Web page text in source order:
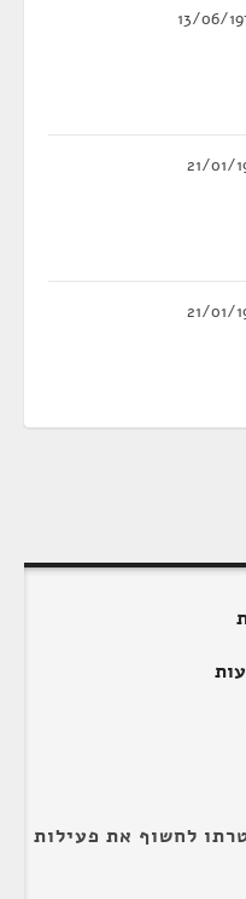
לחשוף את פעילות